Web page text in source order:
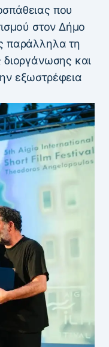
που
στον Δήμο
παράλληλα τη
διοργάνωσης και
εξωστρέφεια